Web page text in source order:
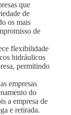
que
de
os mais
de
flexibilidade
hidráulicos
permitindo
empresas
do
a empresa de
e retirada.